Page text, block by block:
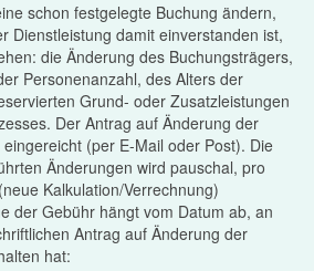
schon festgelegte Buchung ändern,
Dienstleistung damit einverstanden ist,
die Änderung des Buchungsträgers,
Personenanzahl, des Alters der
Grund- oder Zusatzleistungen
Der Antrag auf Änderung der
(per E-Mail oder Post). Die
Änderungen wird pauschal, pro
Kalkulation/Verrechnung)
der Gebühr hängt vom Datum ab, an
Antrag auf Änderung der
hat: